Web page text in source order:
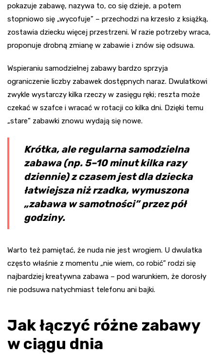
pokazuje zabawę, nazywa to, co się dzieje, a potem
stopniowo się „wycofuje” – przechodzi na krzesło z książką,
zostawia dziecku więcej przestrzeni. W razie potrzeby wraca,
proponuje drobną zmianę w zabawie i znów się odsuwa.
Wspieraniu samodzielnej zabawy bardzo sprzyja
ograniczenie liczby zabawek dostępnych naraz. Dwulatkowi
zwykle wystarczy kilka rzeczy w zasięgu ręki; reszta może
czekać w szafce i wracać w rotacji co kilka dni. Dzięki temu
„stare” zabawki znowu wydają się nowe.
Krótka, ale regularna samodzielna
zabawa (np. 5–10 minut kilka razy
dziennie) z czasem jest dla dziecka
łatwiejsza niż rzadka, wymuszona
„zabawa w samotności” przez pół
godziny.
Warto też pamiętać, że nuda nie jest wrogiem. U dwulatka
często właśnie z momentu „nie wiem, co robić” rodzi się
najbardziej kreatywna zabawa – pod warunkiem, że dorosły
nie podsuwa natychmiast telefonu ani bajki.
Jak łączyć różne zabawy
w ciągu dnia